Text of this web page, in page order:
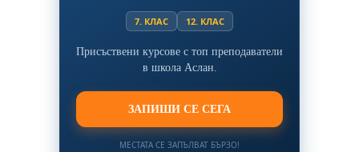
7. КЛАС 12. КЛАС
Присъствени курсове с топ преподаватели
в школа Аслан.
ЗАПИШИ СЕ СЕГА
МЕСТАТА СЕ ЗАПЪЛВАТ БЪРЗО!